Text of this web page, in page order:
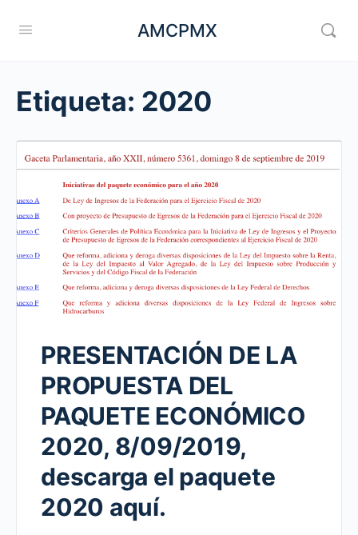
AMCPMX
Etiqueta: 2020
PRESENTACIÓN DE LA
PROPUESTA DEL
PAQUETE ECONÓMICO
2020, 8/09/2019,
descarga el paquete
2020 aquí.